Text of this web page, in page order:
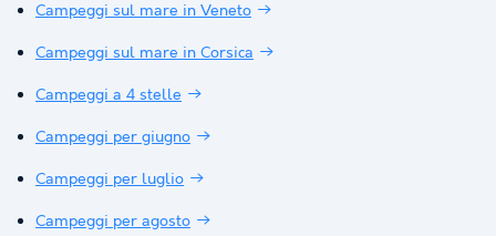
Campeggi sul mare in Veneto
Campeggi sul mare in Corsica
Campeggi a 4 stelle
Campeggi per giugno
Campeggi per luglio
Campeggi per agosto